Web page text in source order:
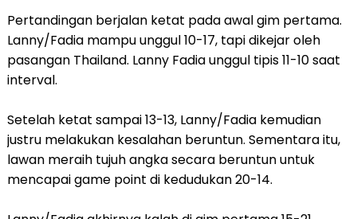
Pertandingan berjalan ketat pada awal gim pertama.
Lanny/Fadia mampu unggul 10-17, tapi dikejar oleh
pasangan Thailand. Lanny Fadia unggul tipis 11-10 saat
interval.
Setelah ketat sampai 13-13, Lanny/Fadia kemudian
justru melakukan kesalahan beruntun. Sementara itu,
lawan meraih tujuh angka secara beruntun untuk
mencapai game point di kedudukan 20-14.